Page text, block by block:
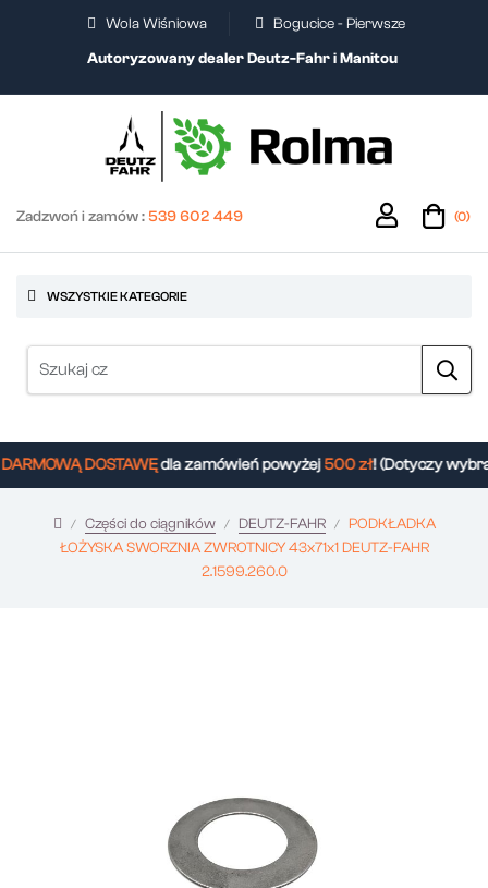
Wola Wiśniowa
Bogucice - Pierwsze
Autoryzowany dealer Deutz-Fahr i Manitou
Zadzwoń i zamów :539 602 449 (0)
WSZYSTKIE KATEGORIE
DOSTAWĘdla zamówień powyżej500 zł! (Dotyczy
Części do ciągników DEUTZ-FAHR
PODKŁADKA
ŁOŻYSKA SWORZNIA ZWROTNICY 43x71x1 DEUTZ-FAHR
2.1599.260.0